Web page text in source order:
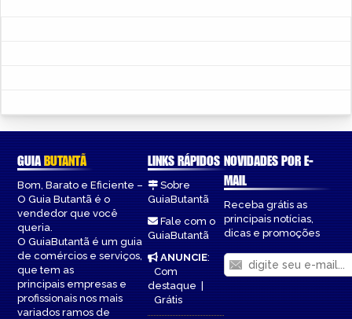
GUIABUTANTÃ
Bom, Barato e Eficiente –
O Guia Butantã é o
vendedor que você
queria.
O GuiaButantã é um guia
de comércios e serviços,
que tem as
principais empresas e
profissionais nos mais
variados ramos de
LINKS RÁPIDOS
Sobre
GuiaButantã
Fale com o
GuiaButantã
ANUNCIE:
Com
destaque|
Grátis
NOVIDADES POR E-
MAIL
Receba grátis as
principais notícias,
dicas e promoções